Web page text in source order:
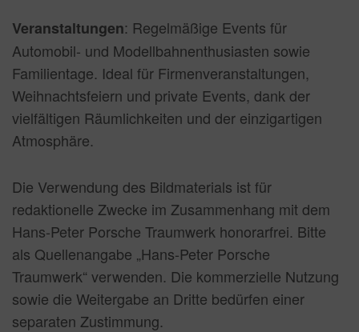
Veranstaltungen: Regelmäßige Events für
Automobil- und Modellbahnenthusiasten sowie
Familientage. Ideal für Firmenveranstaltungen,
Weihnachtsfeiern und private Events, dank der
vielfältigen Räumlichkeiten und der einzigartigen
Atmosphäre.
Die Verwendung des Bildmaterials ist für
redaktionelle Zwecke im Zusammenhang mit dem
Hans-Peter Porsche Traumwerk honorarfrei. Bitte
als Quellenangabe „Hans-Peter Porsche
Traumwerk“ verwenden. Die kommerzielle Nutzung
sowie die Weitergabe an Dritte bedürfen einer
separaten Zustimmung.